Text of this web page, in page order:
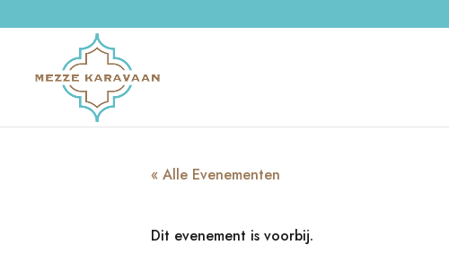
« Alle Evenementen
Dit evenement is voorbij.